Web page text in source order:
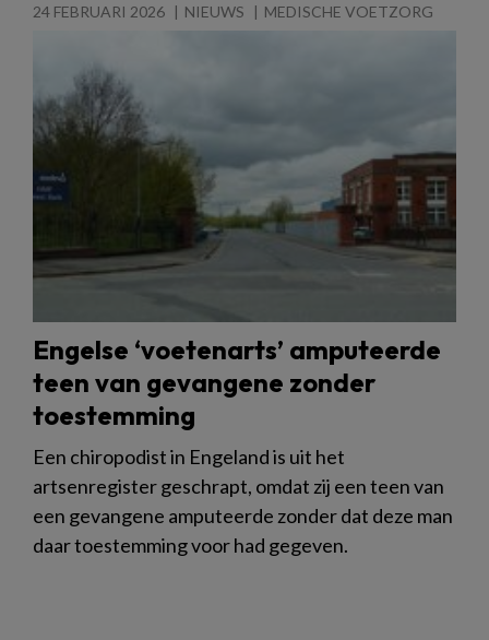
24 FEBRUARI 2026 NIEUWS MEDISCHE VOETZORG
Engelse ‘voetenarts’ amputeerde
teen van gevangene zonder
toestemming
Een chiropodist in Engeland is uit het
artsenregister geschrapt, omdat zij een teen van
een gevangene amputeerde zonder dat deze man
daar toestemming voor had gegeven.